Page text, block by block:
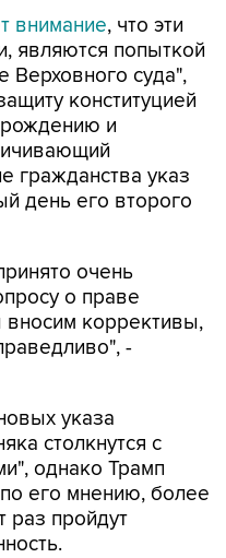
внимание, что эти
являются попыткой
Верховного суда",
конституцией
рождению и
гражданства указ
день его второго
очень
о праве
коррективы,
-
указа
столкнутся с
однако Трамп
его мнению, более
раз пройдут